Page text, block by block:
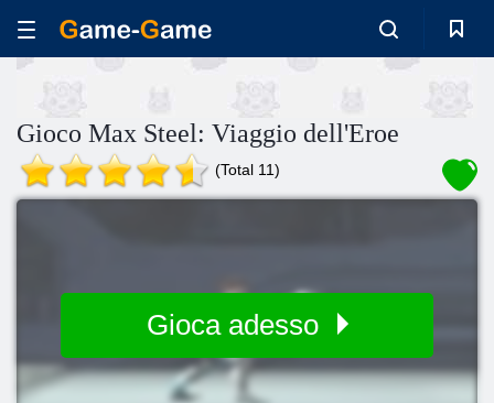
Gioco Max Steel: Viaggio dell'Eroe
(Total 11)
Gioca adesso